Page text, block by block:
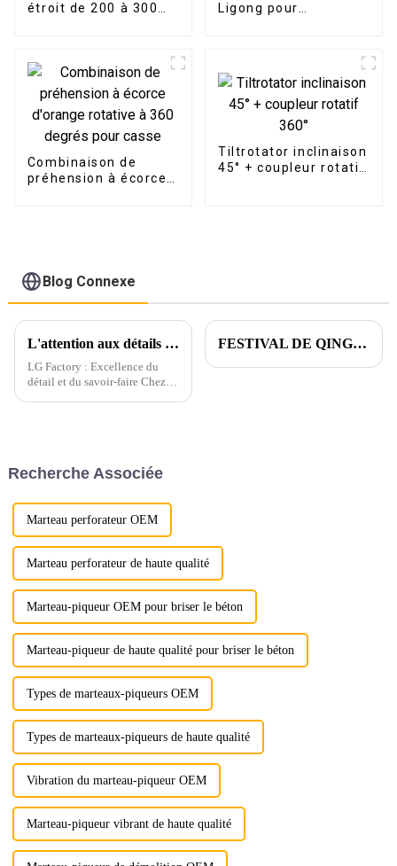
étroit de 200 à 300
Ligong pour
Combinaison de
préhension à écorce
Tiltrotator inclinaison
45° + coupleur rotatif
Blog Connexe
L'attention aux détails commence par l'emballage
LG Factory : Excellence du
détail et du savoir-faire Chez
méticuleuse aux...
FESTIVAL DE QINGMING
Recherche Associée
Marteau perforateur OEM
Marteau perforateur de haute qualité
Marteau-piqueur OEM pour briser le béton
Marteau-piqueur de haute qualité pour briser le béton
Types de marteaux-piqueurs OEM
Types de marteaux-piqueurs de haute qualité
Vibration du marteau-piqueur OEM
Marteau-piqueur vibrant de haute qualité